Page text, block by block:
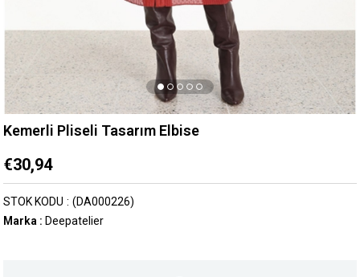
Kemerli Pliseli Tasarım Elbise
€30,94
(DA000226)
STOK KODU
Marka : Deepatelier